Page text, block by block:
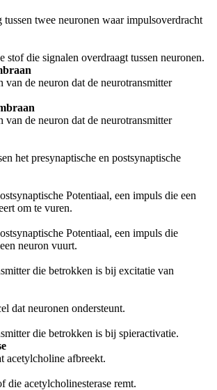
twee neuronen waar impulsoverdracht
stof die signalen overdraagt tussen neuronen.
van de neuron dat de neurotransmitter
van de neuron dat de neurotransmitter
het presynaptische en postsynaptische
Potentiaal, een impuls die een
om te vuren.
Potentiaal, een impuls die
neuron vuurt.
die betrokken is bij excitatie van
dat neuronen ondersteunt.
die betrokken is bij spieractivatie.
acetylcholine afbreekt.
die acetylcholinesterase remt.